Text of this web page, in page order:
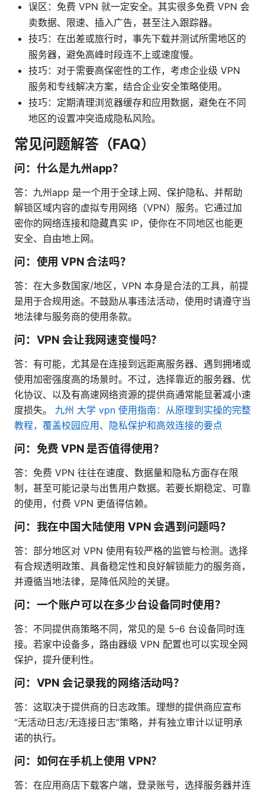
误区：免费 VPN 就一定安全。其实很多免费 VPN 会
卖数据、限速、插入广告，甚至注入跟踪器。
技巧：在出差或旅行时，事先下载并测试所需地区的
服务器，避免高峰时段连不上或速度慢。
技巧：对于需要高保密性的工作，考虑企业级 VPN
服务和专线解决方案，结合企业安全策略使用。
技巧：定期清理浏览器缓存和应用数据，避免在不同
地区的设置冲突造成隐私风险。
常见问题解答（FAQ）
问：什么是九州app？
答：九州app 是一个用于全球上网、保护隐私、并帮助
解锁区域内容的虚拟专用网络（VPN）服务。它通过加
密你的网络连接和隐藏真实 IP，使你在不同地区也能更
安全、自由地上网。
问：使用 VPN 合法吗？
答：在大多数国家/地区，VPN 本身是合法的工具，前提
是用于合规用途。不鼓励从事违法活动，使用时请遵守当
地法律与服务商的使用条款。
问：VPN 会让我网速变慢吗？
答：有可能，尤其是在连接到远距离服务器、遇到拥堵或
使用加密强度高的场景时。不过，选择靠近的服务器、优
化协议、以及有高速网络资源的提供商通常能显著减小速
度损失。 九州 大学 vpn 使用指南：从原理到实操的完整
教程，覆盖校园应用、隐私保护和高效连接的要点
问：免费 VPN 是否值得使用？
答：免费 VPN 往往在速度、数据量和隐私方面存在限
制，甚至可能记录与出售用户数据。若要长期稳定、可靠
的使用，付费 VPN 更值得信赖。
问：我在中国大陆使用 VPN 会遇到问题吗？
答：部分地区对 VPN 使用有较严格的监管与检测。选择
有合规透明政策、具备稳定性和良好解锁能力的服务商，
并遵循当地法律，是降低风险的关键。
问：一个账户可以在多少台设备同时使用？
答：不同提供商策略不同，常见的是 5–6 台设备同时连
接。若家中设备多，路由器级 VPN 配置也可以实现全网
保护，提升便利性。
问：VPN 会记录我的网络活动吗？
答：这取决于提供商的日志政策。理想的提供商应宣布
“无活动日志/无连接日志”策略，并有独立审计以证明承
诺的执行。
问：如何在手机上使用 VPN？
答：在应用商店下载客户端，登录账号，选择服务器并连